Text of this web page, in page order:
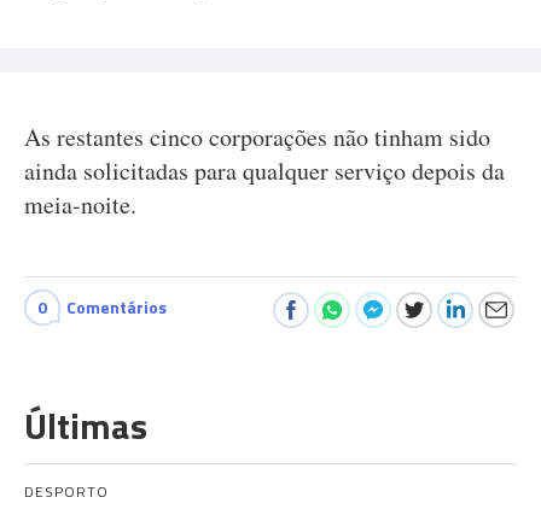
As restantes cinco corporações não tinham sido
ainda solicitadas para qualquer serviço depois da
meia-noite.
0 Comentários
Últimas
DESPORTO